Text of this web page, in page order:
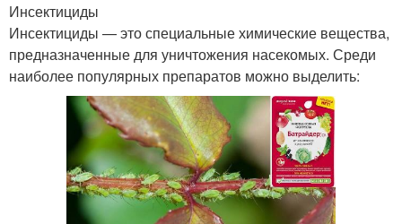
Инсектициды
Инсектициды — это специальные химические вещества,
предназначенные для уничтожения насекомых. Среди
наиболее популярных препаратов можно выделить: